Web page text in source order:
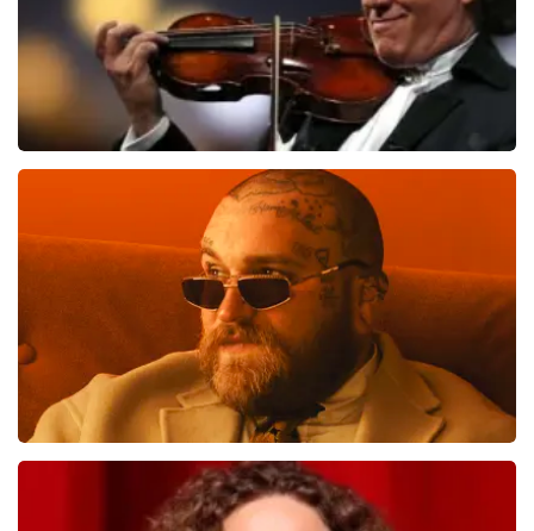
laatste 30 minuten
BESTEL NU
Teddy Swims
laatste 30 minuten